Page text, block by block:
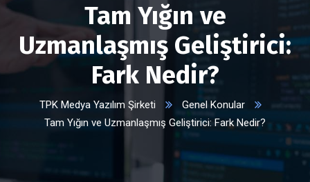
Tam Yığın ve
Uzmanlaşmış Geliştirici:
Fark Nedir?
TPK Medya Yazılım Şirketi
Genel Konular
Tam Yığın ve Uzmanlaşmış Geliştirici: Fark Nedir?